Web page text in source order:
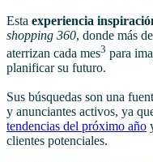
Esta experiencia
shopping 360, donde más
aterrizan cada mes3 para
planificar su futuro.
Sus búsquedas son una
y anunciantes activos, ya
tendencias del próximo año
clientes potenciales.